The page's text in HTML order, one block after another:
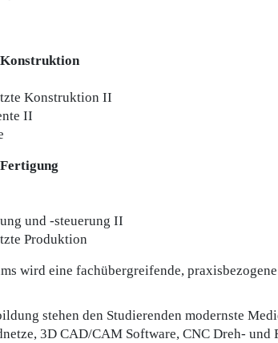
Konstruktion II
II
und -steuerung II
Produktion
wird eine fachübergreifende,
stehen den Studierenden modernste
3D CAD/CAM Software, CNC Dreh- und